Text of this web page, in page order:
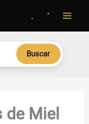
Buscar
de Miel